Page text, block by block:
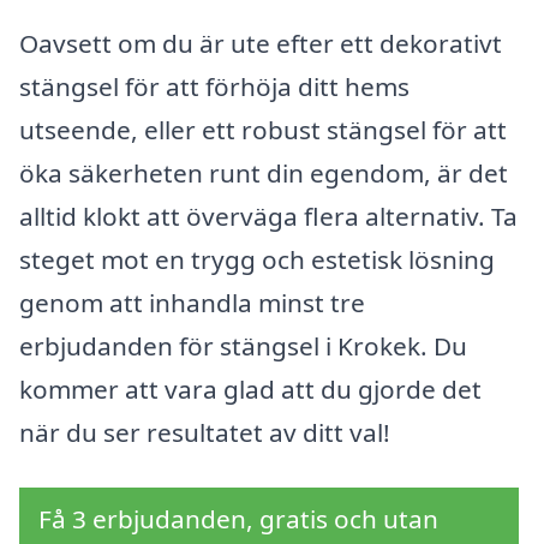
Oavsett om du är ute efter ett dekorativt
stängsel för att förhöja ditt hems
utseende, eller ett robust stängsel för att
öka säkerheten runt din egendom, är det
alltid klokt att överväga flera alternativ. Ta
steget mot en trygg och estetisk lösning
genom att inhandla minst tre
erbjudanden för stängsel i Krokek. Du
kommer att vara glad att du gjorde det
när du ser resultatet av ditt val!
Få 3 erbjudanden, gratis och utan